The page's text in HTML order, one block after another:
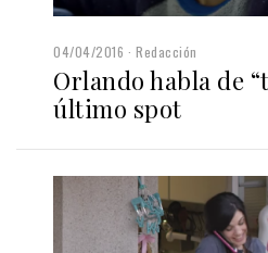
04/04/2016 Redacción
Orlando habla de
último spot